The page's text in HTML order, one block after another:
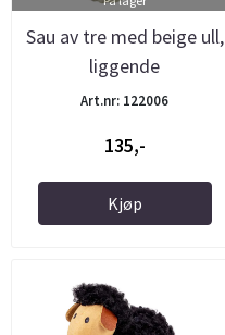
Sau av tre med beige ull,
liggende
Art.nr: 122006
135,-
Kjøp